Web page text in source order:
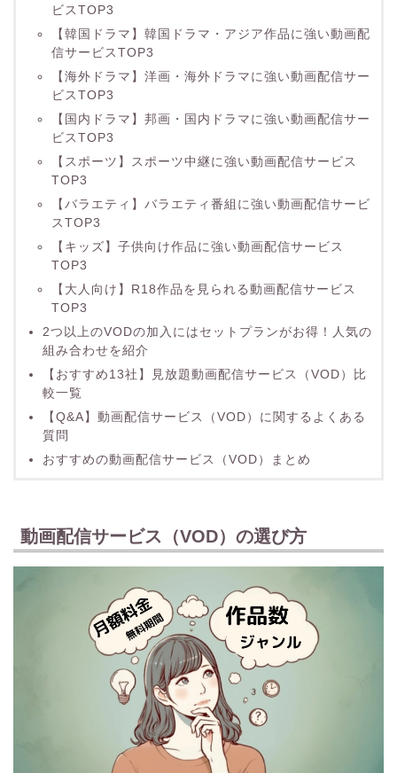
ビスTOP3
【韓国ドラマ】韓国ドラマ・アジア作品に強い動画配
信サービスTOP3
【海外ドラマ】洋画・海外ドラマに強い動画配信サー
ビスTOP3
【国内ドラマ】邦画・国内ドラマに強い動画配信サー
ビスTOP3
【スポーツ】スポーツ中継に強い動画配信サービス
TOP3
【バラエティ】バラエティ番組に強い動画配信サービ
スTOP3
【キッズ】子供向け作品に強い動画配信サービス
TOP3
【大人向け】R18作品を見られる動画配信サービス
TOP3
2つ以上のVODの加入にはセットプランがお得！人気の
組み合わせを紹介
【おすすめ13社】見放題動画配信サービス（VOD）比
較一覧
【Q&A】動画配信サービス（VOD）に関するよくある
質問
おすすめの動画配信サービス（VOD）まとめ
動画配信サービス（VOD）の選び方